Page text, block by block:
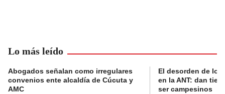
Lo más leído
Abogados señalan como irregulares
convenios ente alcaldía de Cúcuta y
AMC
El desorden de
en la ANT: dan
ser campesinos